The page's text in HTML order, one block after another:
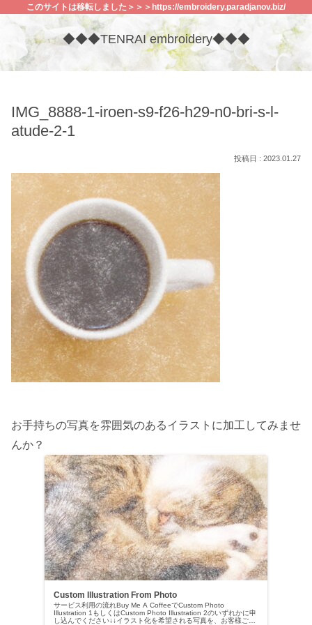
このサイトは移転しました＞＞＞https://embroidery.paradjanov.biz/
◆◆◆TENRAI embroidery◆◆◆
IMG_8888-1-iroen-s9-f26-h29-n0-bri-s-l-
atude-2-1
2023.01.27
お手持ちの写真を雰囲気のあるイラストに加工してみませ
んか？
Custom Illustration From Photo
サービス利用の流れBuy Me A CoffeeでCustom Photo
Illustration 1もしくはCustom Photo Illustration 2のいずれかに申
し込んでください↓↓イラスト化を希望される写真を、お客様ご